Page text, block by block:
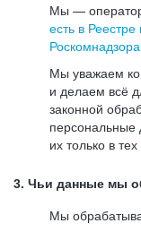
Мы —
есть в
Роскомнадзора
Мы уважаем
и делаем всё
законной
персональные
их только в
3. Чьи данные мы
Мы